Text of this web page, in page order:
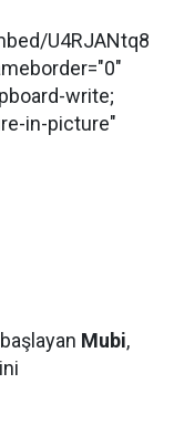
U4RJANtq8
write;
in-picture"
Mubi,